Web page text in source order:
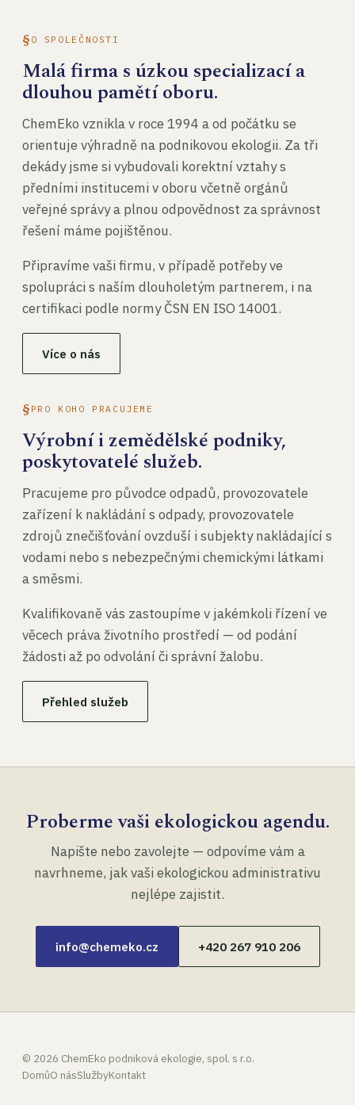
O SPOLEČNOSTI
Malá firma s úzkou specializací a
dlouhou pamětí oboru.
ChemEko vznikla v roce 1994 a od počátku se
orientuje výhradně na podnikovou ekologii. Za tři
dekády jsme si vybudovali korektní vztahy s
předními institucemi v oboru včetně orgánů
veřejné správy a plnou odpovědnost za správnost
řešení máme pojištěnou.
Připravíme vaši firmu, v případě potřeby ve
spolupráci s naším dlouholetým partnerem, i na
certifikaci podle normy ČSN EN ISO 14001.
Více o nás
PRO KOHO PRACUJEME
Výrobní i zemědělské podniky,
poskytovatelé služeb.
Pracujeme pro původce odpadů, provozovatele
zařízení k nakládání s odpady, provozovatele
zdrojů znečišťování ovzduší i subjekty nakládající s
vodami nebo s nebezpečnými chemickými látkami
a směsmi.
Kvalifikovaně vás zastoupíme v jakémkoli řízení ve
věcech práva životního prostředí — od podání
žádosti až po odvolání či správní žalobu.
Přehled služeb
Proberme vaši ekologickou agendu.
Napište nebo zavolejte — odpovíme vám a
navrhneme, jak vaši ekologickou administrativu
nejlépe zajistit.
info@chemeko.cz +420 267 910 206
© 2026 ChemEko podniková ekologie, spol. s r.o.
DomůO násSlužbyKontakt